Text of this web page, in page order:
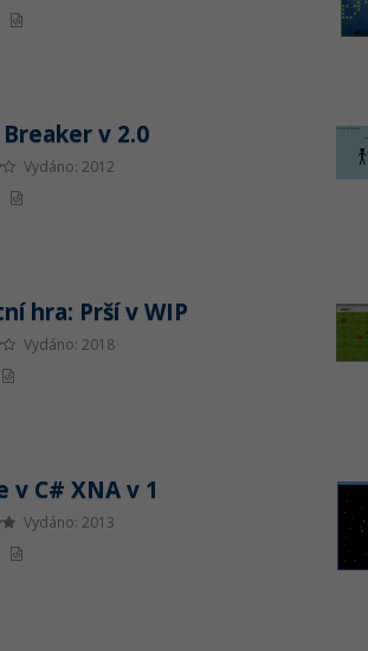
v 2.0
Vydáno: 2012
hra: Prší v WIP
Vydáno: 2018
v C# XNA v 1
Vydáno: 2013